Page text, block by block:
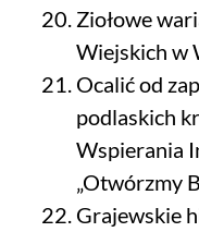
Ziołowe
Wiejskich w
Ocalić od
podlaskich
Wspierania
„Otwórzmy
Grajewskie